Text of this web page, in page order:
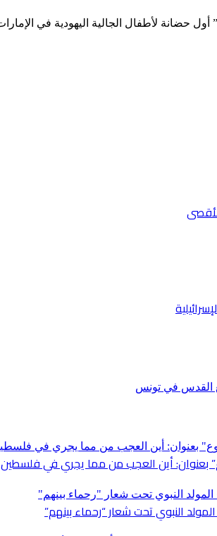
حضانة لأطفال الجالية اليهودية في
النبوي تحت شعار “رحماء بينهم”